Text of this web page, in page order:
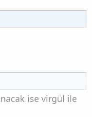
ise virgül ile